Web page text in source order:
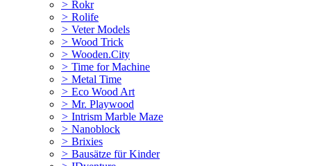
> Rokr
> Rolife
> Veter Models
> Wood Trick
> Wooden.City
> Time for Machine
> Metal Time
> Eco Wood Art
> Mr. Playwood
> Intrism Marble Maze
> Nanoblock
> Brixies
> Bausätze für Kinder